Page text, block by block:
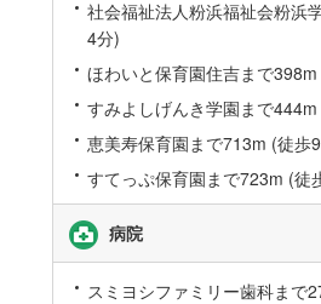
社会福祉法人粉浜福祉会粉浜
4分)
ほわいと保育園住吉まで
すみよしげんき学園まで
恵美寿保育園まで713m (徒歩
すてっぷ保育園まで723m (徒
病院
スミヨシファミリー歯科まで